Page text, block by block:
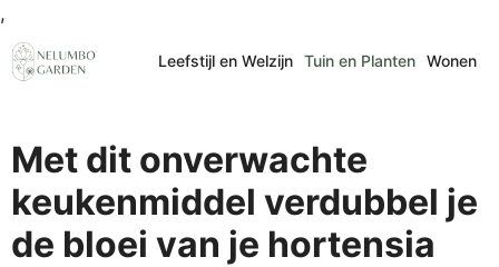
,
naar
de
Leefstijl en Welzijn Tuin en Planten Wonen
Met dit onverwachte
keukenmiddel verdubbel je
de bloei van je hortensia